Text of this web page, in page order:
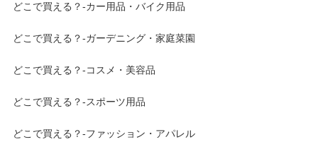
どこで買える？-カー用品・バイク用品
どこで買える？-ガーデニング・家庭菜園
どこで買える？-コスメ・美容品
どこで買える？-スポーツ用品
どこで買える？-ファッション・アパレル